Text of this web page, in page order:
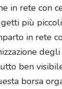
in rete con
più
in rete
ben
borsa